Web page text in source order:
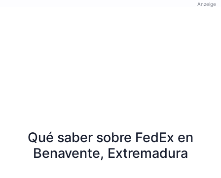
Anzeige
Qué saber sobre FedEx en
Benavente, Extremadura